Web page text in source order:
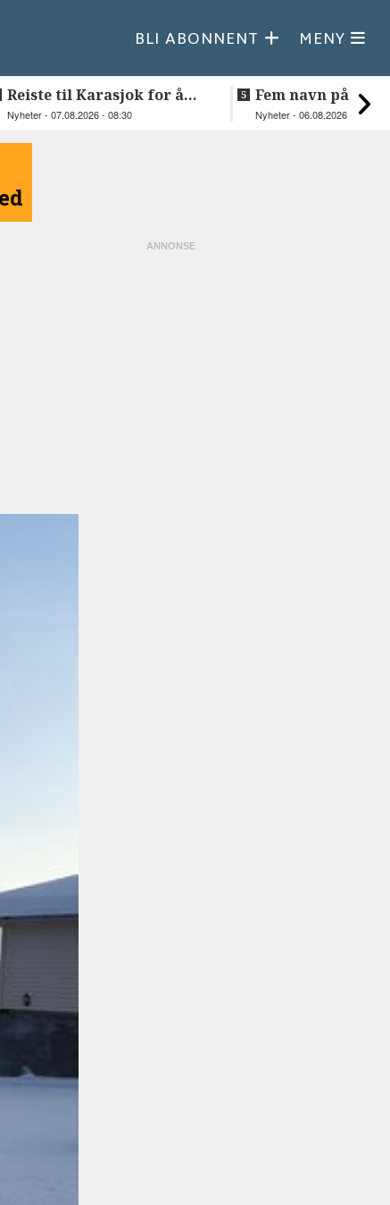
BLI ABONNENT MENY
Reiste til Karasjok for å
vie Ellen og Johan Anders
Nyheter - 07.08.2026 - 08:30
Fem navn på
til toppjobben i
Nyheter - 06.08.2026 - 15:03